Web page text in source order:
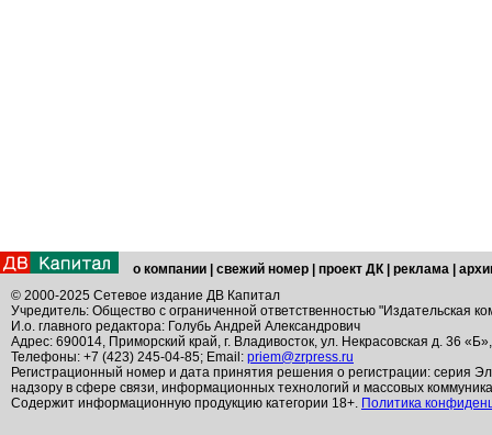
о компании свежий номер проект ДК реклама
© 2000-2025 Сетевое издание ДВ Капитал
Учредитель: Общество с ограниченной ответственностью "Издательская
И.о. главного редактора: Голубь Андрей Александрович
Адрес: 690014, Приморский край, г. Владивосток, ул. Некрасовская д. 36
Телефоны: +7 (423) 245-04-85; Email: priem@zrpress.ru
Регистрационный номер и дата принятия решения о регистрации: серия
надзору в сфере связи, информационных технологий и массовых
Содержит информационную продукцию категории 18+. Политика